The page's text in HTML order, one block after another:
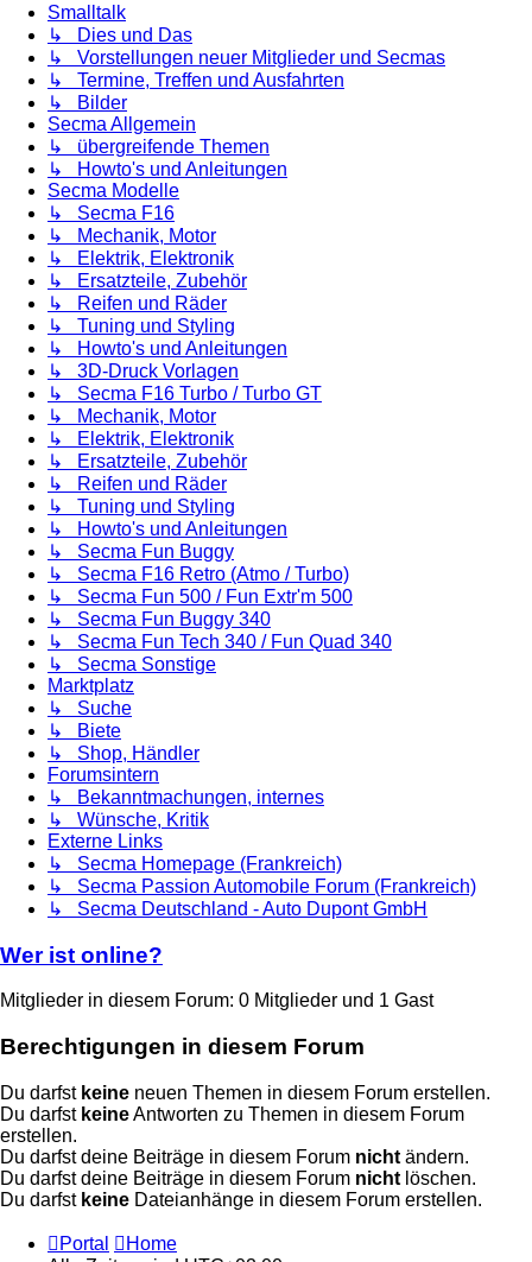
Smalltalk
↳ Dies und Das
↳ Vorstellungen neuer Mitglieder und Secmas
↳ Termine, Treffen und Ausfahrten
↳ Bilder
Secma Allgemein
↳ übergreifende Themen
↳ Howto's und Anleitungen
Secma Modelle
↳ Secma F16
↳ Mechanik, Motor
↳ Elektrik, Elektronik
↳ Ersatzteile, Zubehör
↳ Reifen und Räder
↳ Tuning und Styling
↳ Howto's und Anleitungen
↳ 3D-Druck Vorlagen
↳ Secma F16 Turbo / Turbo GT
↳ Mechanik, Motor
↳ Elektrik, Elektronik
↳ Ersatzteile, Zubehör
↳ Reifen und Räder
↳ Tuning und Styling
↳ Howto's und Anleitungen
↳ Secma Fun Buggy
↳ Secma F16 Retro (Atmo / Turbo)
↳ Secma Fun 500 / Fun Extr'm 500
↳ Secma Fun Buggy 340
↳ Secma Fun Tech 340 / Fun Quad 340
↳ Secma Sonstige
Marktplatz
↳ Suche
↳ Biete
↳ Shop, Händler
Forumsintern
↳ Bekanntmachungen, internes
↳ Wünsche, Kritik
Externe Links
↳ Secma Homepage (Frankreich)
↳ Secma Passion Automobile Forum (Frankreich)
↳ Secma Deutschland - Auto Dupont GmbH
Wer ist online?
Mitglieder in diesem Forum: 0 Mitglieder und 1 Gast
Berechtigungen in diesem Forum
Du darfst keine neuen Themen in diesem Forum erstellen.
Du darfst keineAntworten zu Themen in diesem Forum
erstellen.
Du darfst deine Beiträge in diesem Forum nicht ändern.
Du darfst deine Beiträge in diesem Forum nicht löschen.
Du darfst keine Dateianhänge in diesem Forum erstellen.
Portal
Home